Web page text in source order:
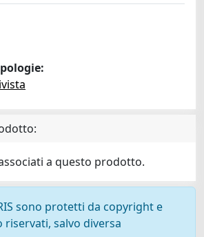
a questo prodotto.
sono protetti da copyright e
salvo diversa